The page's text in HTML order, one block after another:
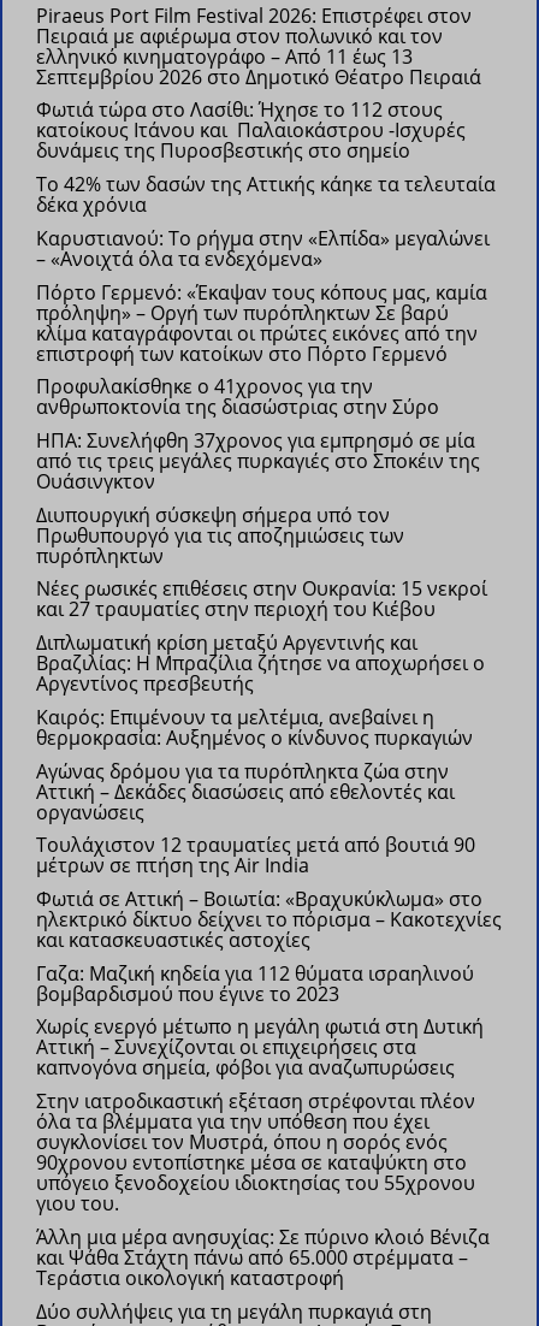
Piraeus Port Film Festival 2026: Επιστρέφει στον
Πειραιά με αφιέρωμα στον πολωνικό και τον
ελληνικό κινηματογράφο –Από 11 έως 13
Σεπτεμβρίου 2026 στο Δημοτικό Θέατρο Πειραιά
Φωτιά τώρα στο Λασίθι: Ήχησε το 112 στους
κατοίκους Ιτάνου και Παλαιοκάστρου-Ισχυρές
δυνάμεις της Πυροσβεστικής στο σημείο
Το 42% των δασών της Αττικής κάηκε τα τελευταία
δέκα χρόνια
Καρυστιανού: Το ρήγμα στην «Ελπίδα» μεγαλώνει
– «Ανοιχτά όλα τα ενδεχόμενα»
Πόρτο Γερμενό: «Έκαψαν τους κόπους μας, καμία
πρόληψη» – Οργή των πυρόπληκτωνΣε βαρύ
κλίμα καταγράφονται οι πρώτες εικόνες από την
επιστροφή των κατοίκων στο Πόρτο Γερμενό
Προφυλακίσθηκε ο 41χρονος για την
ανθρωποκτονία της διασώστριας στην Σύρο
ΗΠΑ: Συνελήφθη 37χρονος για εμπρησμό σε μία
από τις τρεις μεγάλες πυρκαγιές στο Σποκέιν της
Ουάσινγκτον
Διυπουργική σύσκεψη σήμερα υπό τον
Πρωθυπουργό για τις αποζημιώσεις των
πυρόπληκτων
Νέες ρωσικές επιθέσεις στην Ουκρανία: 15 νεκροί
και 27 τραυματίες στην περιοχή του Κιέβου
Διπλωματική κρίση μεταξύ Αργεντινής και
Βραζιλίας: Η Μπραζίλια ζήτησε να αποχωρήσει ο
Αργεντίνος πρεσβευτής
Kαιρός: Επιμένουν τα μελτέμια, ανεβαίνει η
θερμοκρασία: Αυξημένος ο κίνδυνος πυρκαγιών
Αγώνας δρόμου για τα πυρόπληκτα ζώα στην
Αττική – Δεκάδες διασώσεις από εθελοντές και
οργανώσεις
Τουλάχιστον 12 τραυματίες μετά από βουτιά 90
μέτρων σε πτήση της Air India
Φωτιά σε Αττική – Βοιωτία: «Βραχυκύκλωμα» στο
ηλεκτρικό δίκτυο δείχνει το πόρισμα – Κακοτεχνίες
και κατασκευαστικές αστοχίες
Γαζα: Μαζική κηδεία για 112 θύματα ισραηλινού
βομβαρδισμού που έγινε το 2023
Χωρίς ενεργό μέτωπο η μεγάλη φωτιά στη Δυτική
Αττική – Συνεχίζονται οι επιχειρήσεις στα
καπνογόνα σημεία, φόβοι για αναζωπυρώσεις
Στην ιατροδικαστική εξέταση στρέφονται πλέον
όλα τα βλέμματα για την υπόθεση που έχει
συγκλονίσει τον Μυστρά, όπου η σορός ενός
90χρονου εντοπίστηκε μέσα σε καταψύκτη στο
υπόγειο ξενοδοχείου ιδιοκτησίας του 55χρονου
γιου του.
Άλλη μια μέρα ανησυχίας: Σε πύρινο κλοιό Βένιζα
και Ψάθα Στάχτη πάνω από 65.000 στρέμματα –
Τεράστια οικολογική καταστροφή
Δύο συλλήψεις για τη μεγάλη πυρκαγιά στη